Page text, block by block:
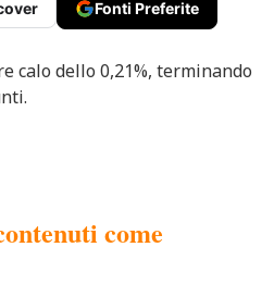
Fonti Preferite
calo dello 0,21%, terminando